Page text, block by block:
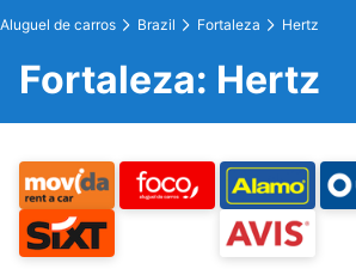
Aluguel de carros Brazil Fortaleza Hertz
Fortaleza: Hertz